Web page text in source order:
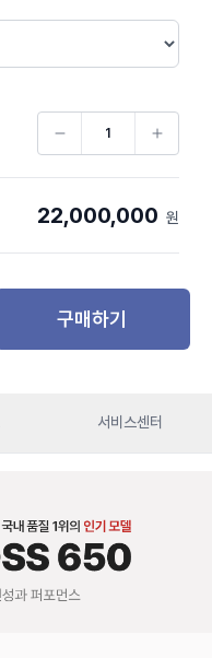
22,000,000 원
구매하기
서비스센터